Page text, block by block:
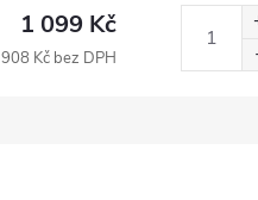
1 099 Kč
908 Kč bez DPH